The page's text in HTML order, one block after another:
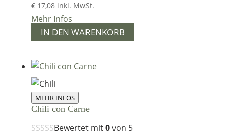
€17,08 inkl. MwSt.
Mehr Infos
IN DEN WARENKORB
MEHR INFOS
Chili con Carne
Bewertet mit0von 5